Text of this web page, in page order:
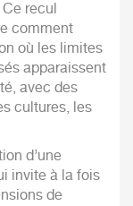
recul
comment
où les limites
apparaissent
avec des
cultures, les
d’une
invite à la fois
de